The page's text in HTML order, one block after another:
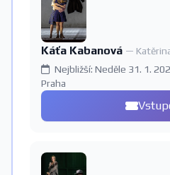
Káťa Kabanová —
Nejbližší: Neděle 31. 1.
Praha